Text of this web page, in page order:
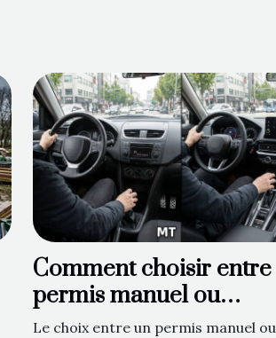
Comment choisir entre
permis manuel ou
automatique ?
Le choix entre un permis manuel ou